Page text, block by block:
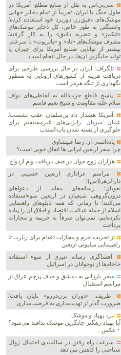
سی‌بی‌اس به نقل از منابع مطلع: آمریکا در
طول جنگ با ایران، تقریباً از تمام ذخایر جهانی
موشک‌های دقیق‌زن دوربرد خود استفاده کرده/
واشنگتن به طور خاص، کل ذخایر موشک‌های
«اتکمز» و «ضربه دقیق» را به کار گرفته/
مصرف موشک‌های «تاد» و «پاتریوت» با سرعتی
بیشتر از توانایی صنایع آمریکا برای جبران یا
تولید جایگزین آن‌ها، در حال انجام است
تلگراف: ایران در حال بررسی طرحی برای
دریافت هزینه از کشورهای اروپایی به منظور
نگهداری از تنگه هرمز است
پاسخ قاطع حزب‌الله به لفاظی‌های نواف
سلام علیه مقاومت و شیخ نعیم قاسم
آمریکا هشدار داد بن‌سلمان عقب نشست/
عمان میزبان رایزنی‌های غیرمستقیم برای
جلوگیری از بسته شدن باب‌المندب
یادداشتی از: رضا غبیشاوی
چرا سفر اربعین ایرانی ها اتفاق خوبی است؟
هزاران زوج‌ جوان در صف دریافت وام ازدواج
مراسم عزاداری اربعین حسینی در
دارالزهرا(س)؛
نقویان: رسانه‌های معاند از دعواهای
درون‌گروهی شیعیان در اربعین سوءاستفاده
می‌کنند/ تا زمانی که همه تابلوهای راهنمایی
اسلام از جمله عدالت، اقتصاد و اخلاق آن را پیاده
نکرده‌ایم، نمی‌توان صرفاً به جریمه و مجازات
پرداخت
از تخریب حرم و مجازات اعدام برای زیارت تا
راهپیمایی میلیونی اربعین
افشاگری رسانه عبری از سوء استفاده
خاخام‌ها از نوجوانان در اسرائیل
سفر بارزانی به دمشق و حذف پرچم عراق از
مراسم استقبال
ظریف: «دوران بزن‌دررو» پایان یافت/
ضرورت گذار از تهدیدمداری به فرصت‌مداری
نبرد پهپاد و موشک‌
آیا پهپاد رهگیر جایگزین موشک‌ پدافند می‌شود؟
+ عکس
سرعت راه رفتن در سالمندی احتمال زوال
شناختی را کاهش می دهد